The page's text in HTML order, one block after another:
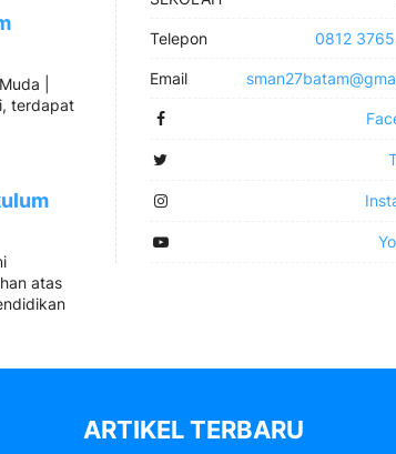
|
terdapat
atas
Telepon 0812
Email
ARTIKEL TERBARU